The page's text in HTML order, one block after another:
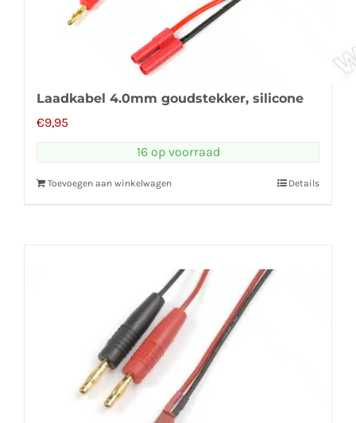
Laadkabel 4.0mm goudstekker, silicone
€9,95
16 op voorraad
Toevoegen aan winkelwagen Details